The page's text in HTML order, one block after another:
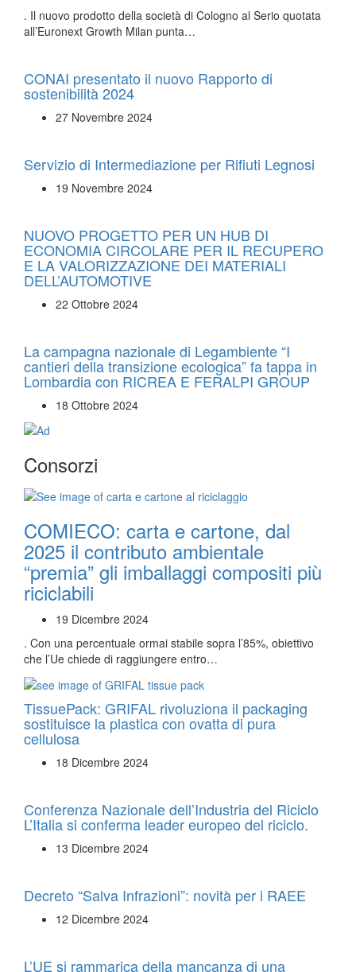
. Il nuovo prodotto della società di Cologno al Serio quotata
all’Euronext Growth Milan punta…
CONAI presentato il nuovo Rapporto di
sostenibilità 2024
27 Novembre 2024
Servizio di Intermediazione per Rifiuti Legnosi
19 Novembre 2024
NUOVO PROGETTO PER UN HUB DI
ECONOMIA CIRCOLARE PER IL RECUPERO
E LA VALORIZZAZIONE DEI MATERIALI
DELL’AUTOMOTIVE
22 Ottobre 2024
La campagna nazionale di Legambiente “I
cantieri della transizione ecologica” fa tappa in
Lombardia con RICREA E FERALPI GROUP
18 Ottobre 2024
Consorzi
COMIECO: carta e cartone, dal
2025 il contributo ambientale
“premia” gli imballaggi compositi più
riciclabili
19 Dicembre 2024
. Con una percentuale ormai stabile sopra l’85%, obiettivo
che l’Ue chiede di raggiungere entro…
TissuePack: GRIFAL rivoluziona il packaging
sostituisce la plastica con ovatta di pura
cellulosa
18 Dicembre 2024
Conferenza Nazionale dell’Industria del Riciclo
L’Italia si conferma leader europeo del riciclo.
13 Dicembre 2024
Decreto “Salva Infrazioni”: novità per i RAEE
12 Dicembre 2024
L’UE si rammarica della mancanza di una